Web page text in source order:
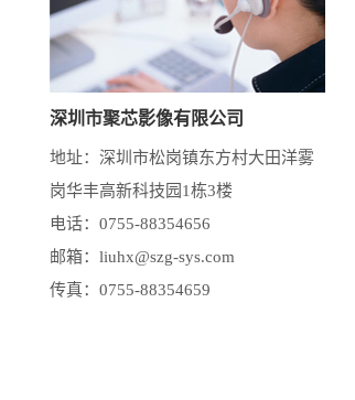
深圳市聚芯影像有限公司
地址：深圳市松岗镇东方村大田洋雾
岗华丰高新科技园1栋3楼
电话：0755-88354656
邮箱：liuhx@szg-sys.com
传真：0755-88354659